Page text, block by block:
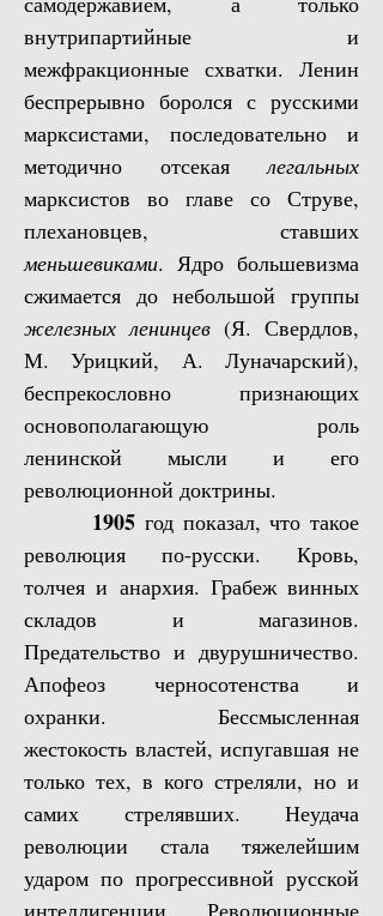
внутрипартийные и
межфракционные схватки. Ленин
беспрерывно боролся с русскими
марксистами, последовательно и
методично отсекаялегальных
марксистов во главе со Струве,
плехановцев, ставших
меньшевиками. Ядро большевизма
сжимается до небольшой группы
железных ленинцев (Я. Свердлов,
М. Урицкий, А. Луначарский),
беспрекословно признающих
основополагающую роль
ленинской мысли и его
революционной доктрины.
1905 год показал, что такое
революция по-русски. Кровь,
толчея и анархия. Грабеж винных
складов и магазинов.
Предательство и двурушничество.
Апофеоз черносотенства и
охранки. Бессмысленная
жестокость властей, испугавшая не
только тех, в кого стреляли, но и
самих стрелявших. Неудача
революции стала тяжелейшим
ударом по прогрессивной русской
интеллигенции. Революционные